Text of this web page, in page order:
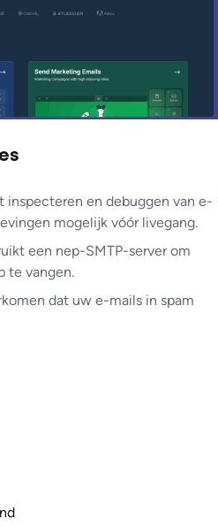
inspecteren en debuggen van e-
mogelijk vóór livegang.
een nep-SMTP-server om
te vangen.
dat uw e-mails in spam